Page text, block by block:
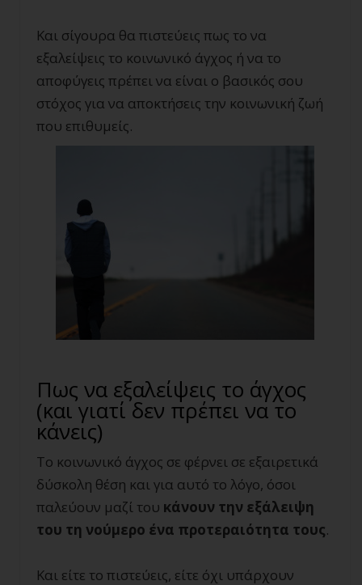
Και σίγουρα θα πιστεύεις πως το να
εξαλείψεις το κοινωνικό άγχος ή να το
αποφύγεις πρέπει να είναι ο βασικός σου
στόχος για να αποκτήσεις την κοινωνική ζωή
που επιθυμείς.
Πως να εξαλείψεις το άγχος
(και γιατί δεν πρέπει να το
κάνεις)
Το κοινωνικό άγχος σε φέρνει σε εξαιρετικά
δύσκολη θέση και για αυτό το λόγο, όσοι
παλεύουν μαζί του κάνουν την εξάλειψη
του τη νούμερο ένα προτεραιότητα τους.
Και είτε το πιστεύεις, είτε όχι υπάρχουν